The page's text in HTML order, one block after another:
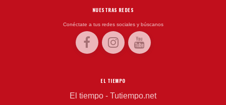
NUESTRAS REDES
Conéctate a tus redes sociales y búscanos
EL TIEMPO
El tiempo - Tutiempo.net